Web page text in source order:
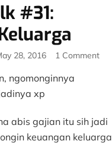
#31:
28, 2016 1 Commenton
ngomonginnya
xp
abis gajian itu sih jadi
keuangan keluarga